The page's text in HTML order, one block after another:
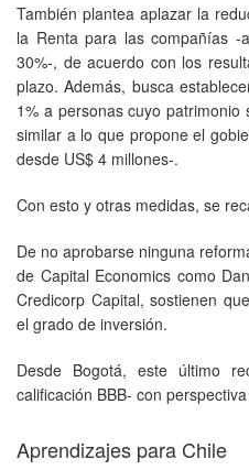
También plantea aplazar la
la Renta para las compañías
30%-, de acuerdo con los
plazo. Además, busca
1% a personas cuyo
similar a lo que propone el
desde US$ 4 millones-.
Con esto y otras medidas, se
De no aprobarse ninguna
de Capital Economics como
Credicorp Capital, sostienen
el grado de inversión.
Desde Bogotá, este último
calificación BBB- con
Aprendizajes para Chile